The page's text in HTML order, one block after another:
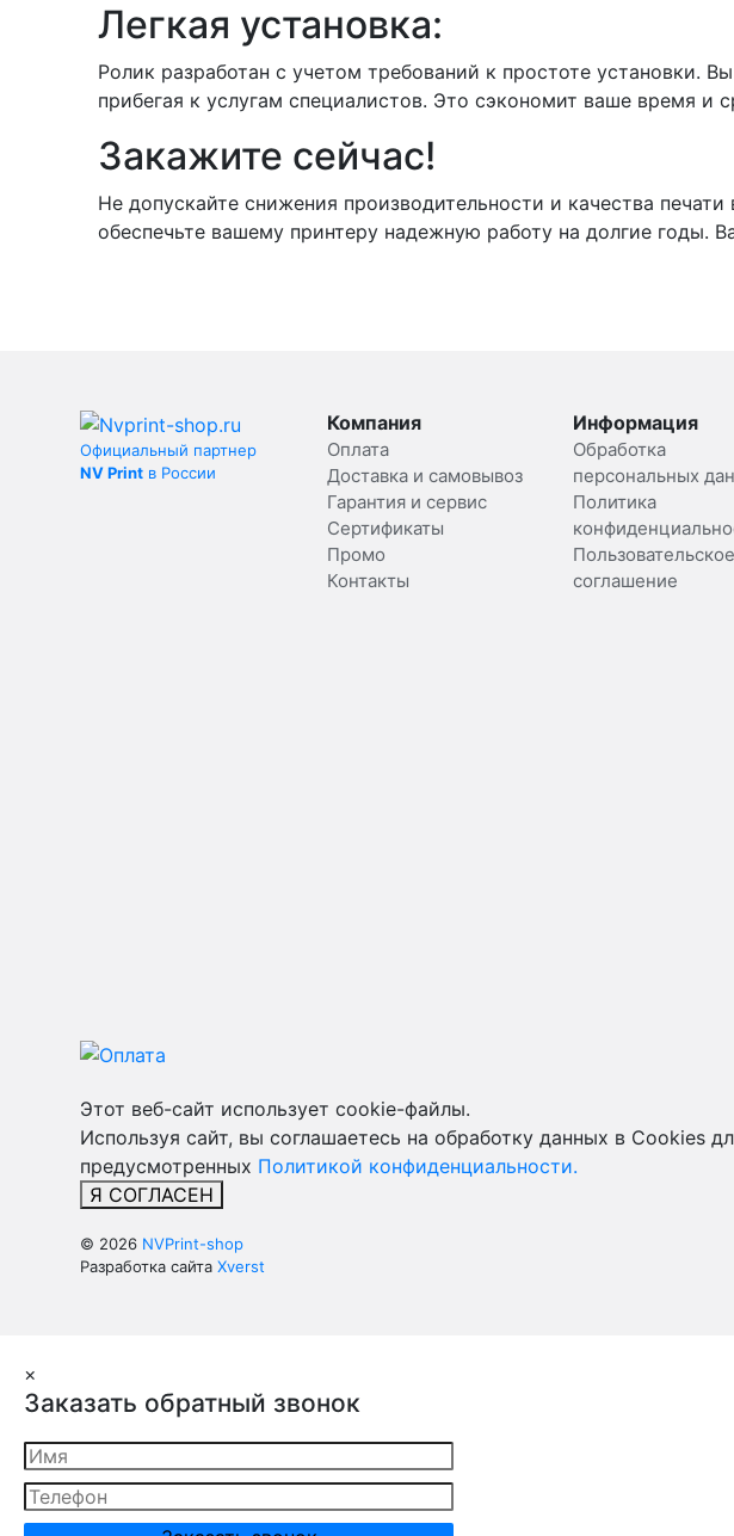
Легкая установка:
Ролик разработан с учетом требований к простоте установки.
прибегая к услугам специалистов. Это сэкономит ваше время и
Закажите сейчас!
Не допускайте снижения производительности и качества
обеспечьте вашему принтеру надежную работу на долгие годы.
Официальный партнер
NV Print в России
Компания
Оплата
Доставка и самовывоз
Гарантия и сервис
Сертификаты
Промо
Контакты
Информация
Обработка
персональных
Политика
Пользовательское
соглашение
Этот веб-сайт использует cookie-файлы.
Используя сайт, вы соглашаетесь на обработку данных в Cookies
предусмотренных Политикой конфиденциальности.
Я СОГЛАСЕН
© 2026 NVPrint-shop
Разработка сайта Xverst
×
Заказать обратный звонок